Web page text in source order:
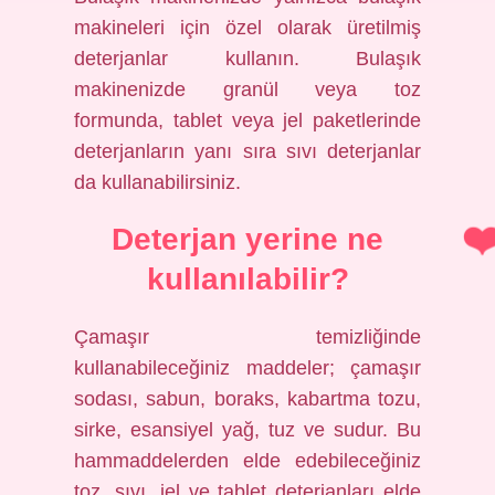
makineleri için özel olarak üretilmiş
deterjanlar kullanın. Bulaşık
makinenizde granül veya toz
formunda, tablet veya jel paketlerinde
deterjanların yanı sıra sıvı deterjanlar
da kullanabilirsiniz.
Deterjan yerine ne
kullanılabilir?
Çamaşır temizliğinde
kullanabileceğiniz maddeler; çamaşır
sodası, sabun, boraks, kabartma tozu,
sirke, esansiyel yağ, tuz ve sudur. Bu
hammaddelerden elde edebileceğiniz